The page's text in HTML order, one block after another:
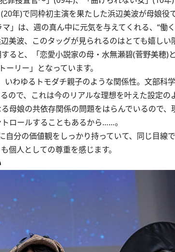
年)で同枠初主演を果たした浜辺美波が母娘役
」は、週の真ん中に元気を与えてくれる、“働
美波、このタッグが見られるのはとても嬉しい
と、「恋愛小説家の母・水無瀬碧(菅野美穂)
リー」となっています。
わゆるトモダチ親子のような関係性。文部科
で、これは今のリアルな理想を叶えた設定の
母娘の共依存関係の問題をはらんでいるので、
ロールすることもあるから……。
分の価値観をしっかり持っていて、同じ目線
個人としての尊重を感じます。